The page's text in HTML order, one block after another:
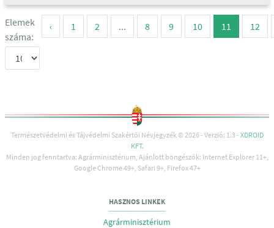
Elemek
száma:
‹ 1 2 ... 8 9 10 11 12
Természetvédelmi és Tájvédelmi Szakértői Névjegyzék © 2026 - Verzió: 1.3 - XDROID
KFT.
Minden jog fenntartva: Agrárminisztérium, Ajánlott böngészők: Internet Explorer 11+,
Google Chrome 49+, Safari 9+, Firefox 47+
HASZNOS LINKEK
Agrárminisztérium